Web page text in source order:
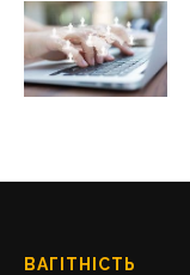
ВАГІТНІСТЬ